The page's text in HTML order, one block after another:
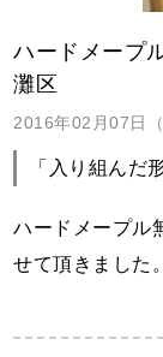
ハードメープ
灘区
2016年02月07日（
「入り組んだ
ハードメープル
せて頂きました。